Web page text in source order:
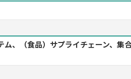
、（食品）サプライチェーン、集